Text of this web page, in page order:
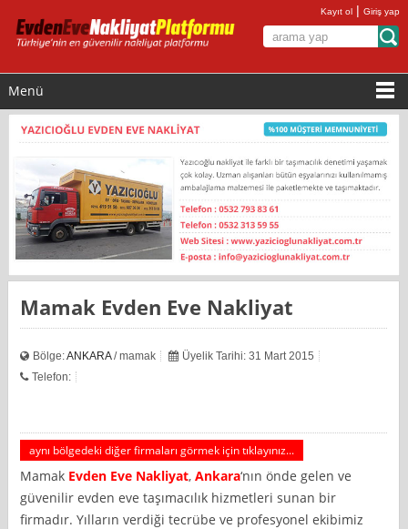
Kayıt ol |Giriş yap
Menü
Mamak Evden Eve Nakliyat
Bölge:ANKARA/ mamak
Üyelik Tarihi: 31 Mart 2015
Telefon:
aynı bölgedeki diğer firmaları görmek için tıklayınız...
Mamak Evden Eve Nakliyat,Ankara‘nın önde gelen ve
güvenilir evden eve taşımacılık hizmetleri sunan bir
firmadır. Yılların verdiği tecrübe ve profesyonel ekibimiz